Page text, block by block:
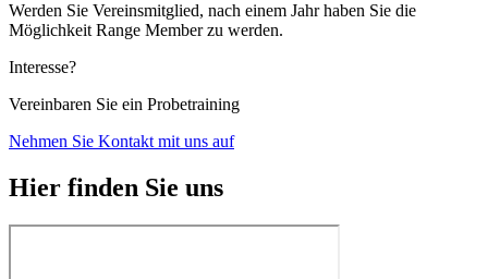
Werden Sie Vereinsmitglied, nach einem Jahr haben Sie die
Möglichkeit Range Member zu werden.
Interesse?
Vereinbaren Sie ein Probetraining
Nehmen Sie Kontakt mit uns auf
Hier finden Sie uns